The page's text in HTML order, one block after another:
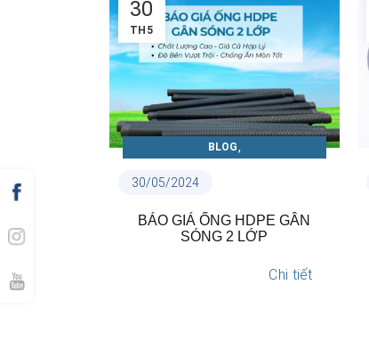
THUẬN
THUẬN
Chi tiết
30
TH5
30/05/2024
BLOG,
,
CẨM NANG ỐNG NHỰA THUẬN
BÁO GIÁ ỐNG HDPE GÂN
SÓNG 2 LỚP
Chi tiết